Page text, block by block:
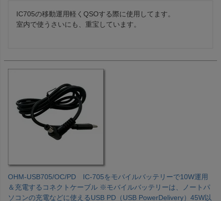
IC705の移動運用軽くQSOする際に使用してます。
室内で使うさいにも、重宝しています。
OHM-USB705/OC/PD IC-705をモバイルバッテリーで10W運用
＆充電するコネクトケーブル ※モバイルバッテリーは、ノートパ
ソコンの充電などに使えるUSB PD（USB PowerDelivery）45W以